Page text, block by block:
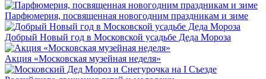
Парфюмерия, посвященная новогодним праздникам и зиме
Добрый Новый год в Московской усадьбе Деда Мороза
Акция «Московская музейная неделя»